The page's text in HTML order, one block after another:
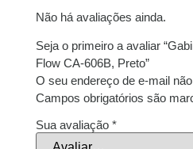
Não há avaliações ainda.
Seja o primeiro a avaliar
Flow CA-606B, Preto”
O seu endereço de e-mail
Campos obrigatórios são
Sua avaliação *